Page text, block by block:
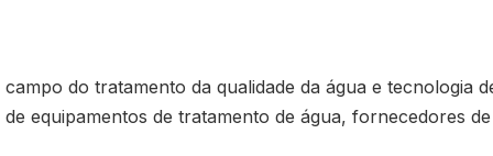
do tratamento da qualidade da água e tecnologia
equipamentos de tratamento de água, fornecedores